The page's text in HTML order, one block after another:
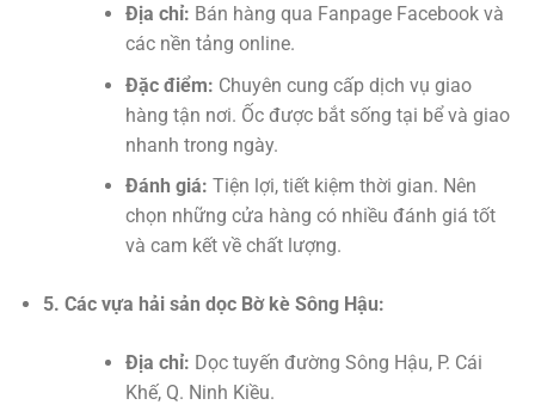
Địa chỉ: Bán hàng qua Fanpage Facebook và
các nền tảng online.
Đặc điểm: Chuyên cung cấp dịch vụ giao
hàng tận nơi. Ốc được bắt sống tại bể và giao
nhanh trong ngày.
Đánh giá: Tiện lợi, tiết kiệm thời gian. Nên
chọn những cửa hàng có nhiều đánh giá tốt
và cam kết về chất lượng.
5. Các vựa hải sản dọc Bờ kè Sông Hậu:
Địa chỉ: Dọc tuyến đường Sông Hậu, P. Cái
Khế, Q. Ninh Kiều.